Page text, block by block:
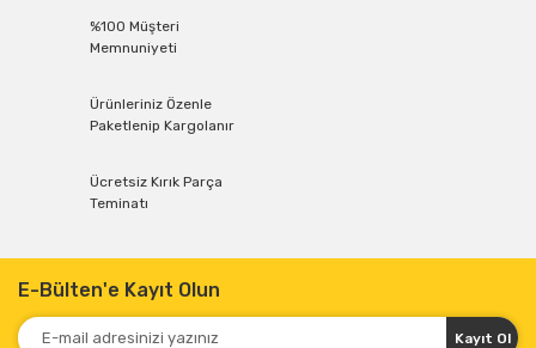
%100 Müşteri
Memnuniyeti
Ürünleriniz Özenle
Paketlenip Kargolanır
Ücretsiz Kırık Parça
Teminatı
E-Bülten'e Kayıt Olun
Kayıt Ol